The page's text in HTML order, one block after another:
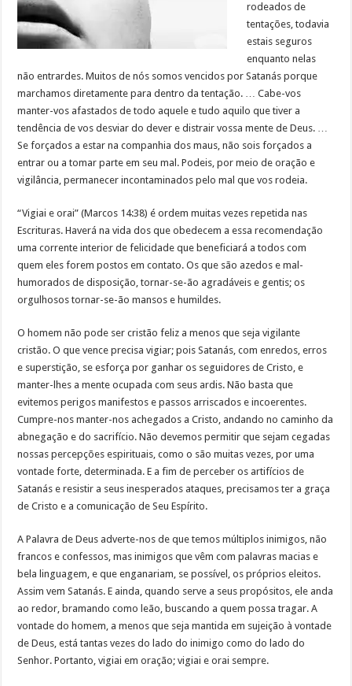
rodeados de
tentações, todavia
estais seguros
enquanto nelas
não entrardes. Muitos de nós somos vencidos por Satanás porque
marchamos diretamente para dentro da tentação. … Cabe-vos
manter-vos afastados de todo aquele e tudo aquilo que tiver a
tendência de vos desviar do dever e distrair vossa mente de Deus. …
Se forçados a estar na companhia dos maus, não sois forçados a
entrar ou a tomar parte em seu mal. Podeis, por meio de oração e
vigilância, permanecer incontaminados pelo mal que vos rodeia.
“Vigiai e orai” (Marcos 14:38) é ordem muitas vezes repetida nas
Escrituras. Haverá na vida dos que obedecem a essa recomendação
uma corrente interior de felicidade que beneficiará a todos com
quem eles forem postos em contato. Os que são azedos e mal-
humorados de disposição, tornar-se-ão agradáveis e gentis; os
orgulhosos tornar-se-ão mansos e humildes.
O homem não pode ser cristão feliz a menos que seja vigilante
cristão. O que vence precisa vigiar; pois Satanás, com enredos, erros
e superstição, se esforça por ganhar os seguidores de Cristo, e
manter-lhes a mente ocupada com seus ardis. Não basta que
evitemos perigos manifestos e passos arriscados e incoerentes.
Cumpre-nos manter-nos achegados a Cristo, andando no caminho da
abnegação e do sacrifício. Não devemos permitir que sejam cegadas
nossas percepções espirituais, como o são muitas vezes, por uma
vontade forte, determinada. E a fim de perceber os artifícios de
Satanás e resistir a seus inesperados ataques, precisamos ter a graça
de Cristo e a comunicação de Seu Espírito.
A Palavra de Deus adverte-nos de que temos múltiplos inimigos, não
francos e confessos, mas inimigos que vêm com palavras macias e
bela linguagem, e que enganariam, se possível, os próprios eleitos.
Assim vem Satanás. E ainda, quando serve a seus propósitos, ele anda
ao redor, bramando como leão, buscando a quem possa tragar. A
vontade do homem, a menos que seja mantida em sujeição à vontade
de Deus, está tantas vezes do lado do inimigo como do lado do
Senhor. Portanto, vigiai em oração; vigiai e orai sempre.